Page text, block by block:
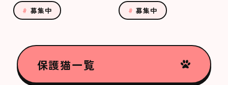
募集中 募集中
保護猫一覧